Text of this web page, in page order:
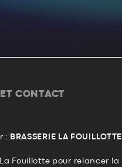
CONTACT
: BRASSERIE LA FOUILLOTTE
Fouillotte pour relancer la